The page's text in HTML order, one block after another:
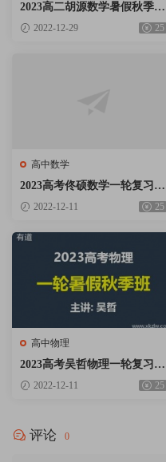
2023高二胡源数学暑假秋季班
全体系学习卡网课视频资料百
2022-12-29 25
高中数学
2023高考佟硕数学一轮复习暑
假秋季班网课视频资料百度云
2022-12-11 25
高中物理
2023高考吴哲物理一轮复习暑
假秋季班网课视频资料百度云
2022-12-11 25
评论 0